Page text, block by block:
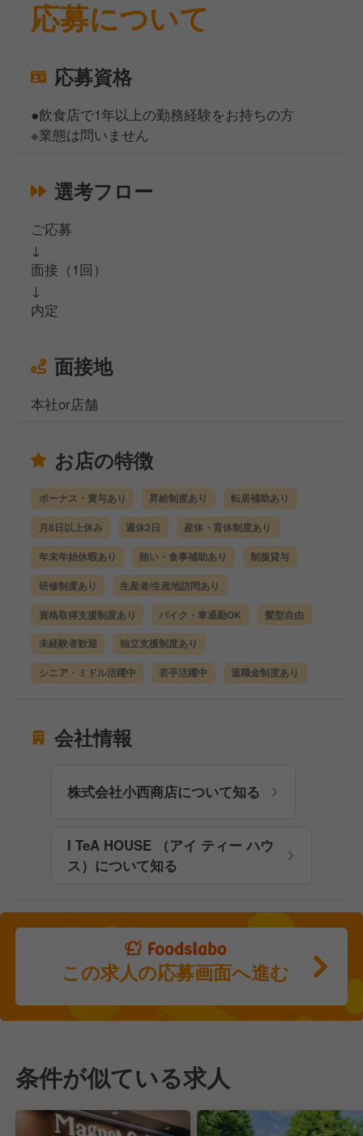
応募について
応募資格
●飲食店で1年以上の勤務経験をお持ちの方
※業態は問いません
選考フロー
ご応募
↓
面接（1回）
↓
内定
面接地
本社or店舗
お店の特徴
ボーナス・賞与あり 昇給制度あり 転居補助あり
月8日以上休み 週休2日 産休・育休制度あり
年末年始休暇あり 賄い・食事補助あり 制服貸与
研修制度あり 生産者/生産地訪問あり
資格取得支援制度あり バイク・車通勤OK 髪型自由
未経験者歓迎 独立支援制度あり
シニア・ミドル活躍中 若手活躍中 退職金制度あり
会社情報
株式会社小西商店について知る
I TeA HOUSE （アイ ティー ハウ
ス）について知る
この求人の応募画面へ進む
条件が似ている求人